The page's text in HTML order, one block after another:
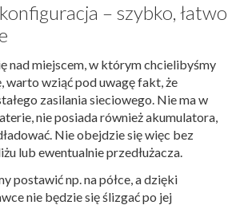
– szybko, łatwo
nad miejscem, w którym chcielibyśmy
warto wziąć pod uwagę fakt, że
zasilania sieciowego. Nie ma w
nie posiada również akumulatora,
Nie obejdzie się więc bez
lub ewentualnie przedłużacza.
postawić np. na półce, a dzięki
nie będzie się ślizgać po jej